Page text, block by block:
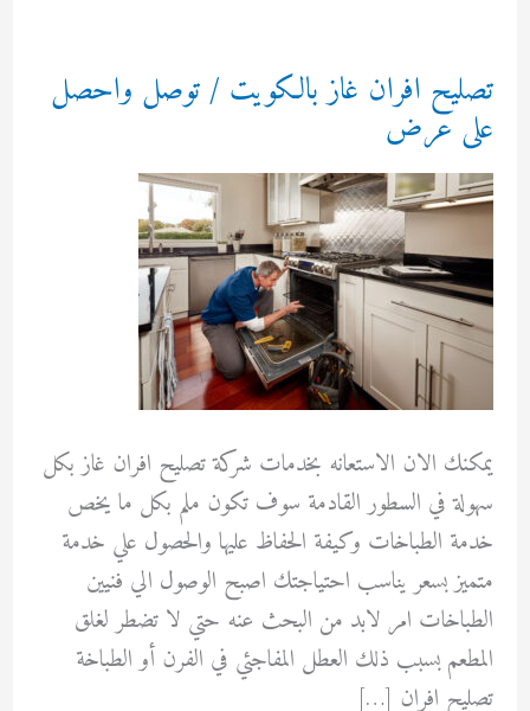
تصليح افران غاز بالكويت / توصل واحصل
على عرض
يمكنك الان الاستعانه بخدمات شركة تصليح افران غاز بكل
سهولة في السطور القادمة سوف تكون ملم بكل ما يخص
خدمة الطباخات وكيفة الحفاظ عليها والحصول علي خدمة
متميز بسعر يناسب احتياجتك اصبح الوصول الي فنيين
الطباخات امر لابد من البحث عنه حتي لا تضطر لغلق
المطعم بسبب ذلك العطل المفاجئي في الفرن أو الطباخة
تصليح افران […]